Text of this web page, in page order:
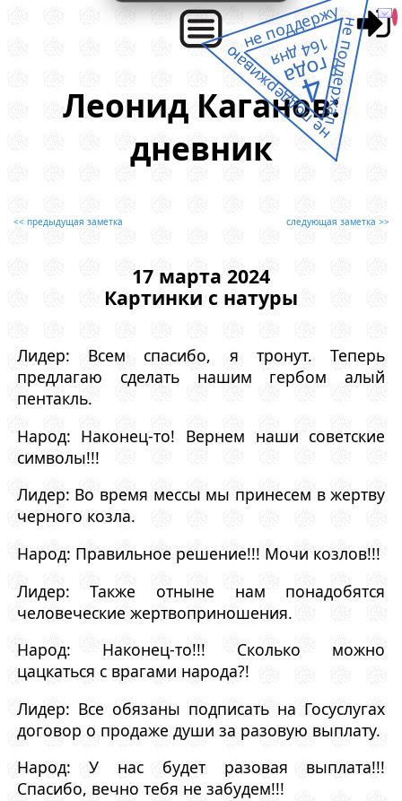
Леонид Каганов:
дневник
<< предыдущая заметка следующая заметка >>
17 марта 2024
Картинки с натуры
Лидер: Всем спасибо, я тронут. Теперь
предлагаю сделать нашим гербом алый
пентакль.
Народ: Наконец-то! Вернем наши советские
символы!!!
Лидер: Во время мессы мы принесем в жертву
черного козла.
Народ: Правильное решение!!! Мочи козлов!!!
Лидер: Также отныне нам понадобятся
человеческие жертвоприношения.
Народ: Наконец-то!!! Сколько можно
цацкаться с врагами народа?!
Лидер: Все обязаны подписать на Госуслугах
договор о продаже души за разовую выплату.
Народ: У нас будет разовая выплата!!!
Спасибо, вечно тебя не забудем!!!
не поддержал
не поддерживаю
не поддержу
4
года
164 дня